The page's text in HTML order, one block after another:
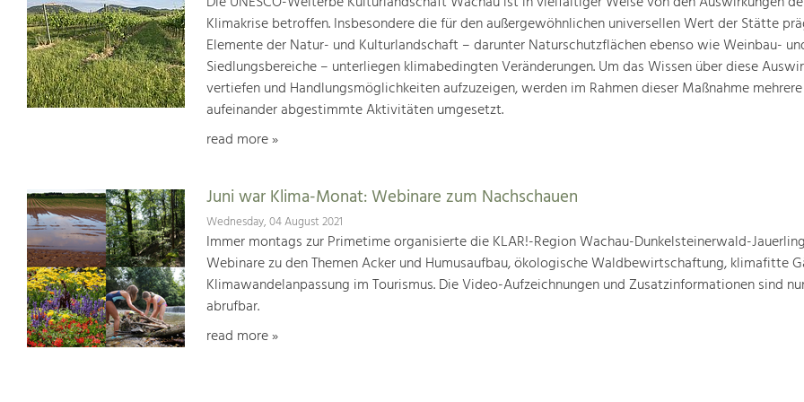
Klimakrise betroffen. Insbesondere die für den außergewöhnlichen universellen Wert der Stätte
Elemente der Natur- und Kulturlandschaft – darunter Naturschutzflächen ebenso wie Weinbau-
Siedlungsbereiche – unterliegen klimabedingten Veränderungen. Um das Wissen über diese
vertiefen und Handlungsmöglichkeiten aufzuzeigen, werden im Rahmen dieser Maßnahme mehrere
aufeinander abgestimmte Aktivitäten umgesetzt.
read more »
Juni war Klima-Monat: Webinare zum Nachschauen
Wednesday, 04 August 2021
Immer montags zur Primetime organisierte die KLAR!-Region Wachau-Dunkelsteinerwald-
Webinare zu den Themen Acker und Humusaufbau, ökologische Waldbewirtschaftung, klimafitte
Klimawandelanpassung im Tourismus. Die Video-Aufzeichnungen und Zusatzinformationen sind
abrufbar.
read more »